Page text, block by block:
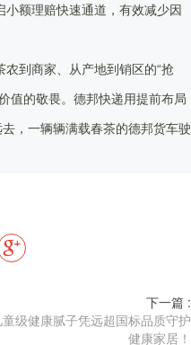
额理赔快速通道，有效减少因
到商家、从产地到销区的“抢
值的敬畏。德邦快递用提前布局
，一辆辆满载春茶的德邦货车驶
下一篇 :
级健康腻子凭远超国标品质守护
健康家居！